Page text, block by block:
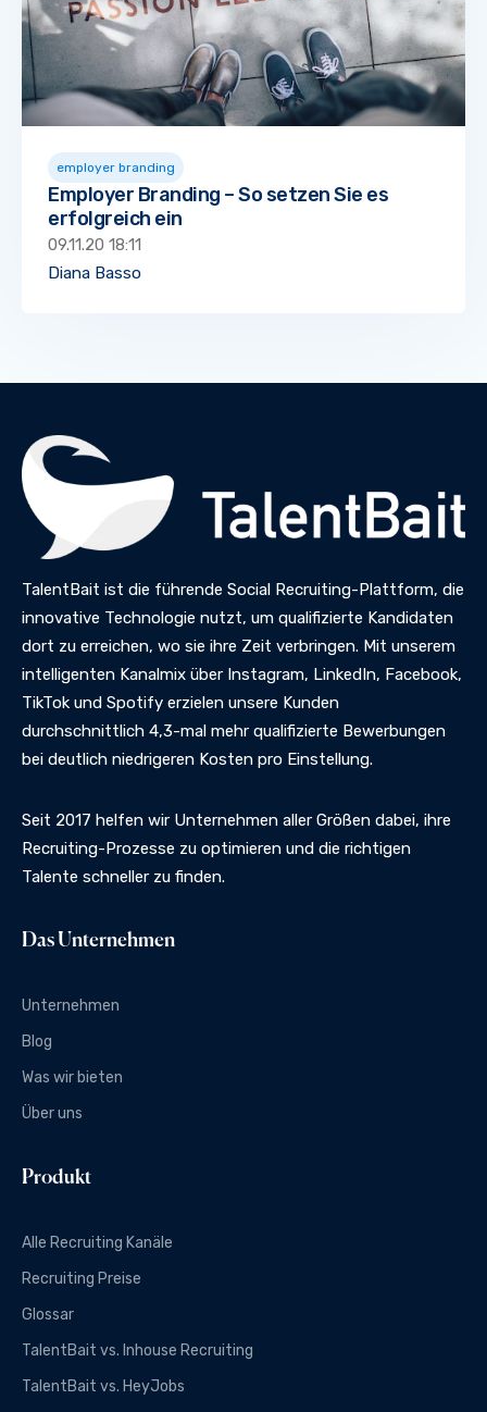
employer branding
Employer Branding – So setzen Sie es
erfolgreich ein
09.11.20 18:11
Diana Basso
TalentBait ist die führende Social Recruiting-Plattform, die
innovative Technologie nutzt, um qualifizierte Kandidaten
dort zu erreichen, wo sie ihre Zeit verbringen. Mit unserem
intelligenten Kanalmix über Instagram, LinkedIn, Facebook,
TikTok und Spotify erzielen unsere Kunden
durchschnittlich 4,3-mal mehr qualifizierte Bewerbungen
bei deutlich niedrigeren Kosten pro Einstellung.
Seit 2017 helfen wir Unternehmen aller Größen dabei, ihre
Recruiting-Prozesse zu optimieren und die richtigen
Talente schneller zu finden.
Das Unternehmen
Unternehmen
Blog
Was wir bieten
Über uns
Produkt
Alle Recruiting Kanäle
Recruiting Preise
Glossar
TalentBait vs. Inhouse Recruiting
TalentBait vs. HeyJobs